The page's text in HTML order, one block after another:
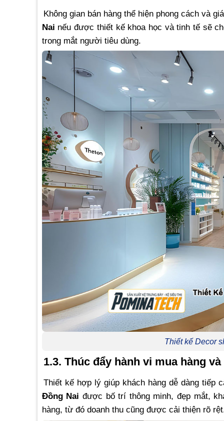
Không gian bán hàng thể hiện phong cách và
Nai nếu được thiết kế khoa học và tinh tế sẽ
trong mắt người tiêu dùng.
Thiết kế Decor
1.3. Thúc đẩy hành vi mua hàng
Thiết kế hợp lý giúp khách hàng dễ dàng tiếp
Đồng Nai được bố trí thông minh, đẹp mắt,
hàng, từ đó doanh thu cũng được cải thiện rõ